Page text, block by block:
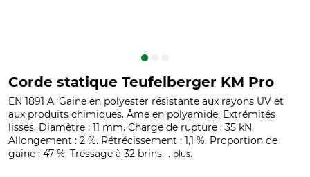
Corde statique Teufelberger KM Pro
EN 1891 A. Gaine en polyester résistante aux rayons UV et
aux produits chimiques. Âme en polyamide. Extrémités
lisses. Diamètre : 11 mm. Charge de rupture : 35 kN.
Allongement : 2 %. Rétrécissement : 1,1 %. Proportion de
gaine : 47 %. Tressage à 32 brins.... plus.